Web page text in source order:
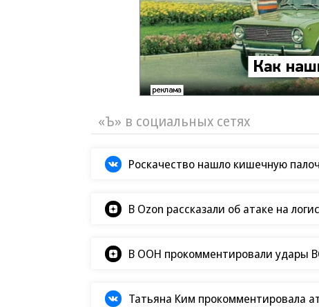
«Ъ» в социальных сетях
Роскачество нашло кишечную
В Ozon рассказали об атаке на
В ООН прокомментировали удары
Татьяна Ким прокомментировала